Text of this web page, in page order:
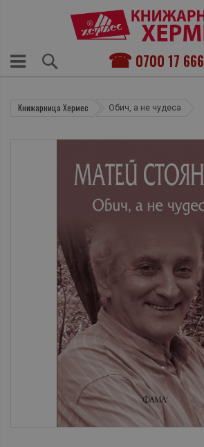
0700 17 666
Книжарница Хермес Обич, а не чудеса